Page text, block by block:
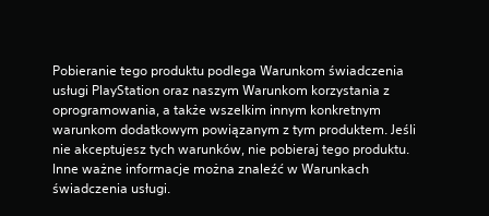
Pobieranie tego produktu podlega Warunkom świadczenia
usługi PlayStation oraz naszym Warunkom korzystania z
oprogramowania, a także wszelkim innym konkretnym
warunkom dodatkowym powiązanym z tym produktem. Jeśli
nie akceptujesz tych warunków, nie pobieraj tego produktu.
Inne ważne informacje można znaleźć w Warunkach
świadczenia usługi.